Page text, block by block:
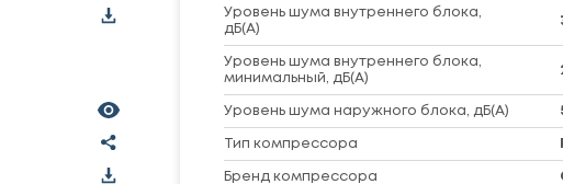
Уровень шума внутреннего блока,
дБ(А)
Уровень шума внутреннего блока,
минимальный, дБ(А)
Уровень шума наружного блока, дБ(А)
Тип компрессора
Бренд компрессора